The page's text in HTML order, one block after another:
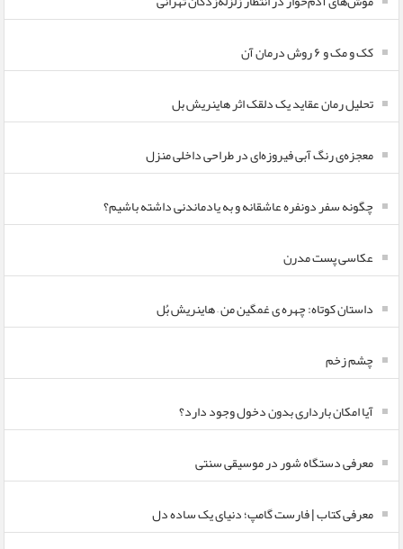
کک و مک و ۶ روش درمان آن
تحلیل رمان عقاید یک دلقک اثر هاینریش بل
معجزه‌ی رنگ آبی فیروزه‌ای در طراحی داخلی منزل
چگونه سفر دونفره عاشقانه و به یادماندنی داشته باشیم؟
عکاسی پست مدرن
داستان کوتاه: چهره ی غمگین من – هاینریش بُل
چشم زخم
آیا امکان بارداری بدون دخول وجود دارد؟
معرفی دستگاه شور در موسیقی سنتی
معرفی کتاب | فارست گامپ؛ دنیای یک ساده دل